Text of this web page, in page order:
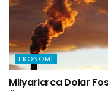
EKONOMI
Milyarlarca Dolar